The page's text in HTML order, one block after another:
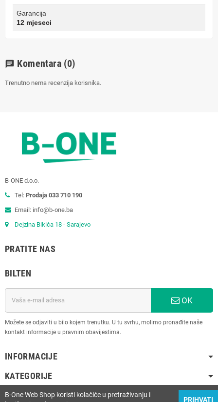
Garancija
12 mjeseci
chat Komentara (0)
Trenutno nema recenzija korisnika.
B-ONE d.o.o.
Tel: Prodaja 033 710 190
Email: info@b-one.ba
Dejzina Bikića 18 - Sarajevo
PRATITE NAS
BILTEN
OK
Možete se odjaviti u bilo kojem trenutku. U tu svrhu, molimo pronađite naše
kontakt informacije u pravnim obavijestima.
INFORMACIJE
KATEGORIJE
B-One Web Shop koristi kolačiće u pretraživanju i
PRIHVATI